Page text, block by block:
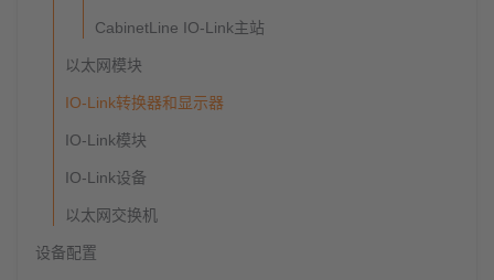
CabinetLine IO-Link主站
以太网模块
IO-Link转换器和显示器
IO-Link模块
IO-Link设备
以太网交换机
设备配置